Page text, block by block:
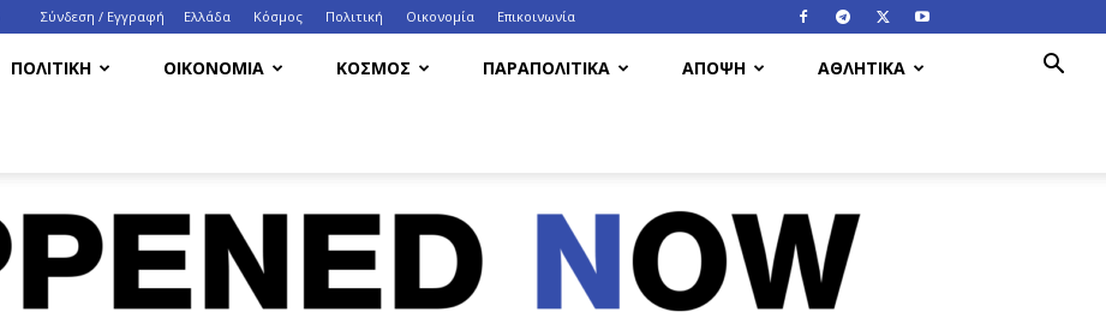
Σύνδεση / Εγγραφή Ελλάδα Κόσμος Πολιτική Οικονομία Eπικοινωνία
ΠΟΛΙΤΙΚΗ ΟΙΚΟΝΟΜΙΑ ΚΟΣΜΟΣ ΠΑΡΑΠΟΛΙΤΙΚΑ ΑΠΟΨΗ ΑΘΛΗΤΙΚΑ